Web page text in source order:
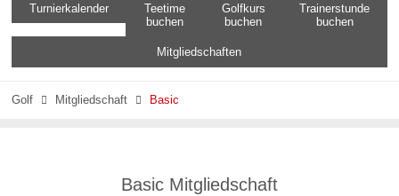
Turnierkalender
Teetime
buchen
Golfkurs
buchen
Trainerstunde
buchen
Mitgliedschaften
Golf  Mitgliedschaft  Basic
Basic Mitgliedschaft